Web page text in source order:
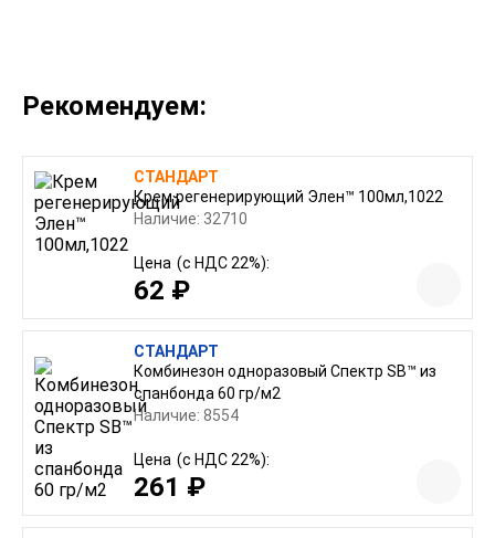
Рекомендуем:
СТАНДАРТ
Крем регенерирующий Элен™ 100мл,1022
Наличие: 32710
Цена (с НДС 22%):
62 ₽
СТАНДАРТ
Комбинезон одноразовый Спектр SB™ из
спанбонда 60 гр/м2
Наличие: 8554
Цена (с НДС 22%):
261 ₽